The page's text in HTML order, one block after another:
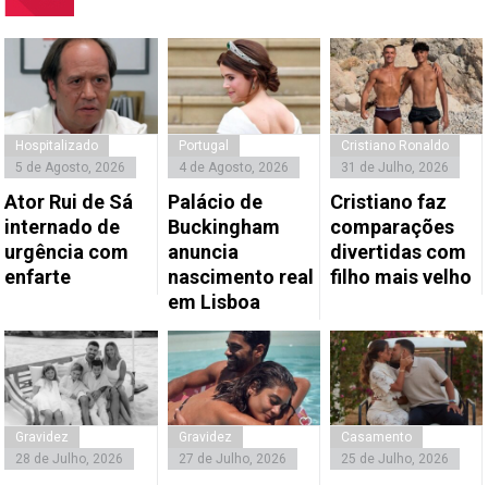
Hospitalizado
5 de Agosto, 2026
Ator Rui de Sá
internado de
urgência com
enfarte
Portugal
4 de Agosto, 2026
Palácio de
Buckingham
anuncia
nascimento real
em Lisboa
Cristiano Ronaldo
31 de Julho, 2026
Cristiano faz
comparações
divertidas com
filho mais velho
Gravidez
28 de Julho, 2026
Gravidez
27 de Julho, 2026
Casamento
25 de Julho, 2026